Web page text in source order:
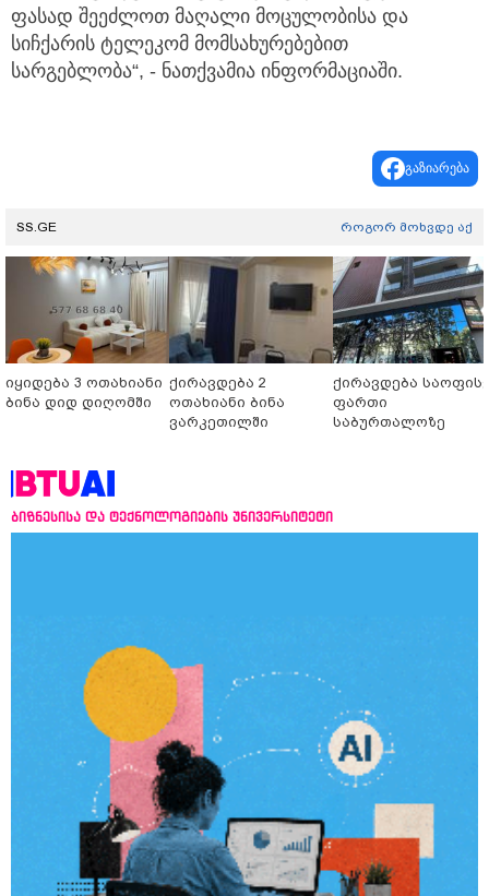
ფასად შეეძლოთ მაღალი მოცულობისა და
სიჩქარის ტელეკომ მომსახურებებით
სარგებლობა“, - ნათქვამია ინფორმაციაში.
გაზიარება
SS.GE როგორ მოხვდე აქ
იყიდება 3 ოთახიანი
ბინა დიდ დიღომში
ქირავდება 2
ოთახიანი ბინა
ვარკეთილში
ქირავდება
ფართი
საბურთალოზე
ბიზნესისა და ტექნოლოგიების უნივერსიტეტი